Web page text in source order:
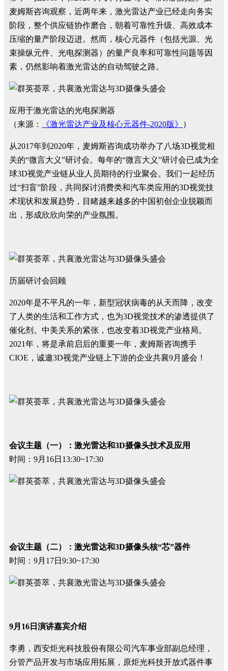
麦姆斯咨询观察，近两年来，激光雷达产业已经走向务实
阶段，整个供应链协作磨合，朝着可靠性升级、高效成本
压缩的量产阶段迈进。然而，核心元器件（包括光源、光
束操纵元件、光电探测器）的量产良率和可靠性问题等因
素，仍然影响着激光雷达的自动驾驶之路。
应用于激光雷达的光电探测器
（来源：
《激光雷达产业及核心元器件-2020版》 ）
从2017年到2020年，麦姆斯咨询成功举办了八场3D视觉相
关的“微言大义”研讨会。每年的“微言大义”研讨会已成为全
球3D视觉产业链从业人员期待的行业聚会。我们一起经历
过“扫盲”阶段，共同探讨消费类和汽车类应用的3D视觉技
术现状和发展趋势，目睹越来越多的中国初创企业脱颖而
出，形成欣欣向荣的产业氛围。
历届研讨会回顾
2020年是不平凡的一年，新型冠状病毒的从天而降，改变
了人类的生活和工作方式，也为3D视觉技术的渗透提供了
催化剂。中美关系的紧张，也改变着3D视觉产业格局。
2021年，将是承前启后的重要一年，麦姆斯咨询携手
CIOE，诚邀3D视觉产业链上下游的企业共襄9月盛会！
会议主题（一）：激光雷达和3D摄像头技术及应用
时间：9月16日13:30~17:30
会议主题（二）：激光雷达和3D摄像头核“芯”器件
时间：9月17日9:30~17:30
9月16日演讲嘉宾介绍
李勇，西安炬光科技股份有限公司汽车事业部副总经理，
分管产品开发与市场应用拓展，原炬光科技开放式器件事